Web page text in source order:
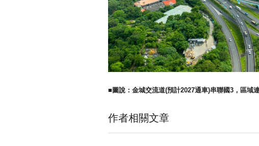
■圖說：金城交流道(預計2027通車)串聯國3，區域
作者相關文章